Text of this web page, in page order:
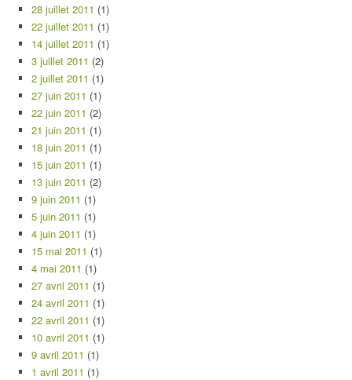
28 juillet 2011 (1)
22 juillet 2011 (1)
14 juillet 2011 (1)
3 juillet 2011 (2)
2 juillet 2011 (1)
27 juin 2011 (1)
22 juin 2011 (2)
21 juin 2011 (1)
18 juin 2011 (1)
15 juin 2011 (1)
13 juin 2011 (2)
9 juin 2011 (1)
5 juin 2011 (1)
4 juin 2011 (1)
15 mai 2011 (1)
4 mai 2011 (1)
27 avril 2011 (1)
24 avril 2011 (1)
22 avril 2011 (1)
10 avril 2011 (1)
9 avril 2011 (1)
1 avril 2011 (1)